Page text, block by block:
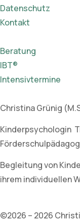
Datenschutz
Kontakt
Beratung
IBT®
Intensivtermine
Christina Grünig
Kinderpsychologin
Begleitung von
ihrem individuellen
©2026 – 2026